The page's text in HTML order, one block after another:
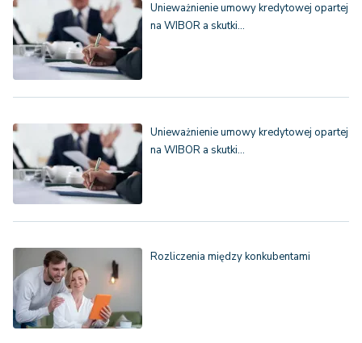
Unieważnienie umowy kredytowej opartej
na WIBOR a skutki…
Unieważnienie umowy kredytowej opartej
na WIBOR a skutki…
Rozliczenia między konkubentami